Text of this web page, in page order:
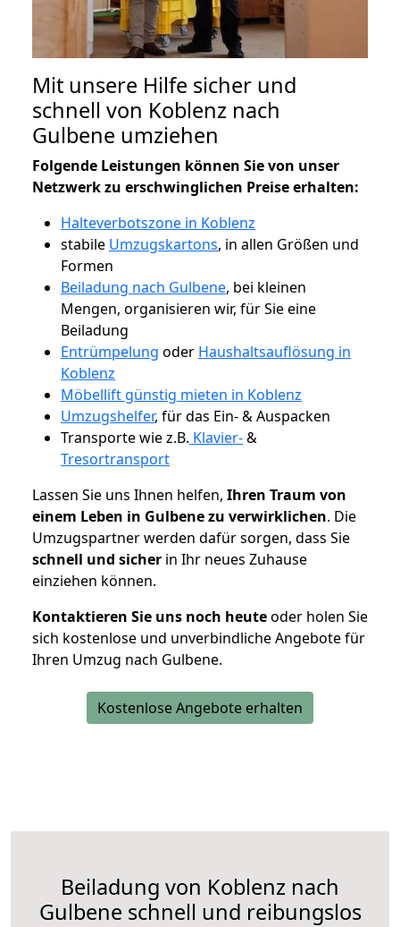
Mit unsere Hilfe sicher und
schnell von Koblenz nach
Gulbene umziehen
Folgende Leistungen können Sie von unser
Netzwerk zu erschwinglichen Preise erhalten:
Halteverbotszone in Koblenz
stabile Umzugskartons, in allen Größen und
Formen
Beiladung nach Gulbene, bei kleinen
Mengen, organisieren wir, für Sie eine
Beiladung
Entrümpelung oder Haushaltsauflösung in
Koblenz
Möbellift günstig mieten in Koblenz
Umzugshelfer, für das Ein- & Auspacken
Transporte wie z.B. Klavier-&
Tresortransport
Lassen Sie uns Ihnen helfen, Ihren Traum von
einem Leben in Gulbene zu verwirklichen. Die
Umzugspartner werden dafür sorgen, dass Sie
schnell und sicher in Ihr neues Zuhause
einziehen können.
Kontaktieren Sie uns noch heuteoder holen Sie
sich kostenlose und unverbindliche Angebote für
Ihren Umzug nach Gulbene.
Kostenlose Angebote erhalten
Beiladung von Koblenz nach
Gulbene schnell und reibungslos